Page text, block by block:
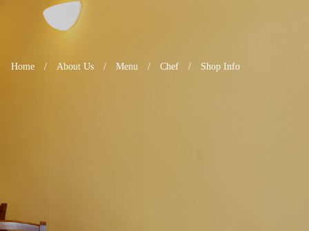
Home About Us Menu Chef Shop Info